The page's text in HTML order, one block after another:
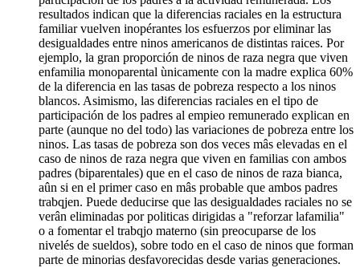
resultados indican que la diferencias raciales en la estructura
familiar vuelven inopérantes los esfuerzos por eliminar las
desigualdades entre ninos americanos de distintas raices. Por
ejemplo, la gran proporción de ninos de raza negra que viven
enfamilia monoparental ùnicamente con la madre explica 60%
de la diferencia en las tasas de pobreza respecto a los ninos
blancos. Asimismo, las diferencias raciales en el tipo de
participación de los padres al empieo remunerado explican en
parte (aunque no del todo) las variaciones de pobreza entre los
ninos. Las tasas de pobreza son dos veces mâs elevadas en el
caso de ninos de raza negra que viven en familias con ambos
padres (biparentales) que en el caso de ninos de raza bianca,
aûn si en el primer caso en mâs probable que ambos padres
trabqjen. Puede deducirse que las desigualdades raciales no se
verân eliminadas por politicas dirigidas a "reforzar lafamilia"
o a fomentar el trabqjo materno (sin preocuparse de los
nivelés de sueldos), sobre todo en el caso de ninos que forman
parte de minorias desfavorecidas desde varias generaciones.